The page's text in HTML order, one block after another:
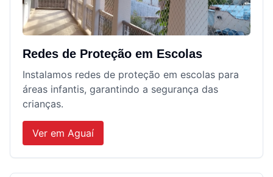
Redes de Proteção em Escolas
Instalamos redes de proteção em escolas para
áreas infantis, garantindo a segurança das
crianças.
Ver em Aguaí